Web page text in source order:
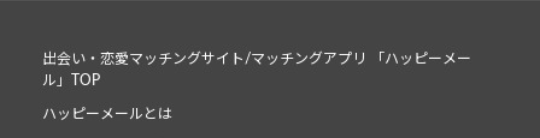
出会い・恋愛マッチングサイト/マッチングアプリ 「ハッピーメー
ル」TOP
ハッピーメールとは